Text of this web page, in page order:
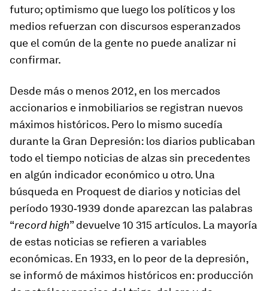
futuro; optimismo que luego los políticos y los
medios refuerzan con discursos esperanzados
que el común de la gente no puede analizar ni
confirmar.
Desde más o menos 2012, en los mercados
accionarios e inmobiliarios se registran nuevos
máximos históricos. Pero lo mismo sucedía
durante la Gran Depresión: los diarios publicaban
todo el tiempo noticias de alzas sin precedentes
en algún indicador económico u otro. Una
búsqueda en Proquest de diarios y noticias del
período 1930‑1939 donde aparezcan las palabras
“record high” devuelve 10 315 artículos. La mayoría
de estas noticias se refieren a variables
económicas. En 1933, en lo peor de la depresión,
se informó de máximos históricos en: producción